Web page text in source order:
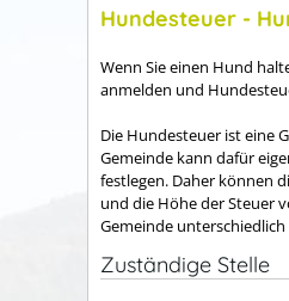
Hundesteuer -
Wenn Sie einen Hund
anmelden und
Die Hundesteuer ist eine
Gemeinde kann dafür
festlegen. Daher können
und die Höhe der Steuer
Gemeinde unterschiedlich
Zuständige Stelle